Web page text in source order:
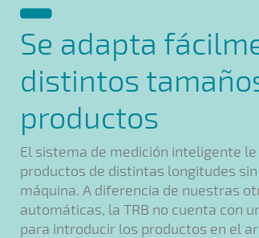
Se adapta
distintos
productos
El sistema de medición inteligente
productos de distintas longitudes
máquina. A diferencia de nuestras
automáticas, la TRB no cuenta con
para introducir los productos en el